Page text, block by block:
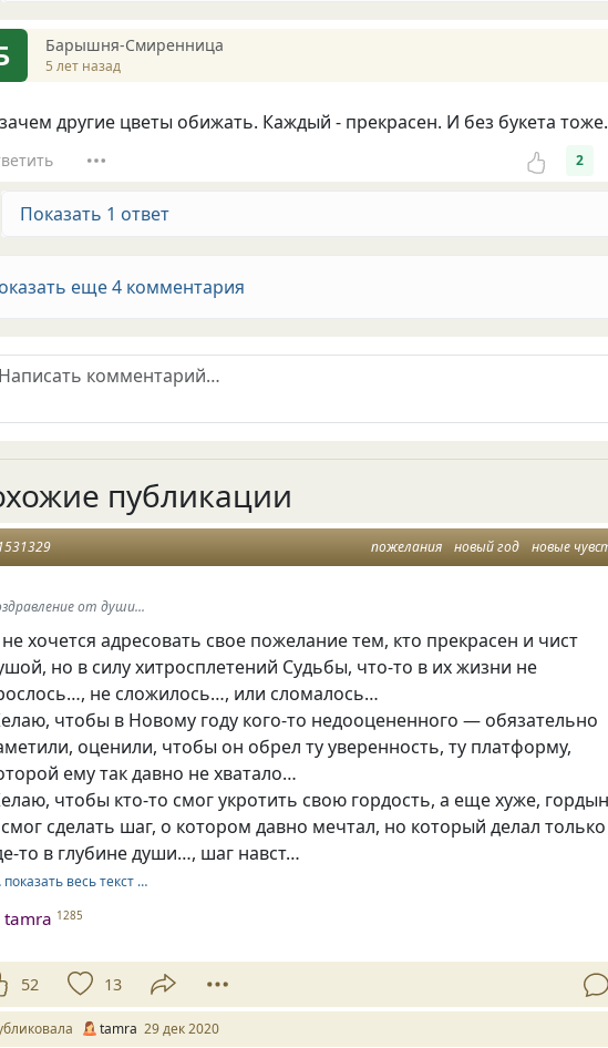
Барышня-Смиренница
5 лет назад
другие цветы обижать. Каждый - прекрасен. И без букета тоже.
2
Показать 1 ответ
еще 4 комментария
публикации
пожелания новый год новые
от души...
хочется адресовать свое пожелание тем, кто прекрасен и чист
но в силу хитросплетений Судьбы, что-то в их жизни не
не сложилось…, или сломалось…
чтобы в Новому году кого-то недооцененного — обязательно
оценили, чтобы он обрел ту уверенность, ту платформу,
ему так давно не хватало…
чтобы кто-то смог укротить свою гордость, а еще хуже,
сделать шаг, о котором давно мечтал, но который делал только
то в глубине души…, шаг навст…
показать весь текст …
tamra 1285
52 13
tamra 29 дек 2020